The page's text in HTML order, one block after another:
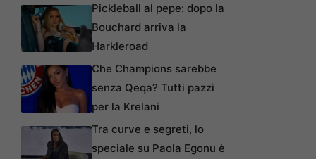
Pickleball al pepe: dopo la
Bouchard arriva la
Harkleroad
Che Champions sarebbe
senza Qeqa? Tutti pazzi
per la Krelani
Tra curve e segreti, lo
speciale su Paola Egonu è